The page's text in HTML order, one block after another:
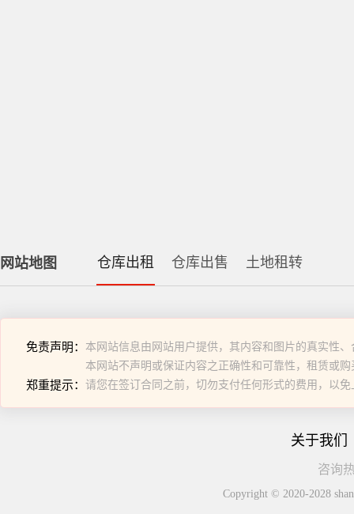
网站地图 仓库出租 仓库出售 土地租转
免责声明： 本网站信息由网站用户提供，其内容和图片的真实性
本网站不声明或保证内容之正确性和可靠性，租赁或
郑重提示： 请您在签订合同之前，切勿支付任何形式的费用，以免
关于我们
咨询
Copyright © 2020-2028